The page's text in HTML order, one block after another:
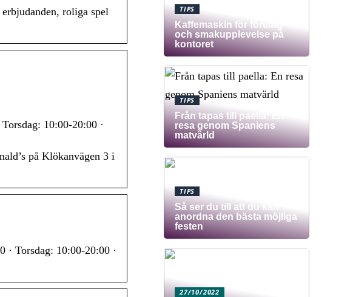
roliga spel
10:00-20:00 ·
på Klökanvägen 3 i
· Torsdag: 10:00-20:00 ·
TIPS
Kaffemaskin för företag
och smakupplevelse på
kontoret
TIPS
Från tapas till paella: En
resa genom Spaniens
matvärld
TIPS
Så ser du till att du kan
anordna den bästa möjliga
festen
27/10/2022